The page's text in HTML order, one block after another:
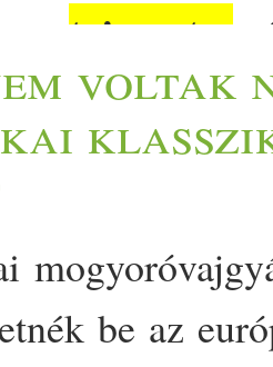
tejmentes
számára
már 2012
be az